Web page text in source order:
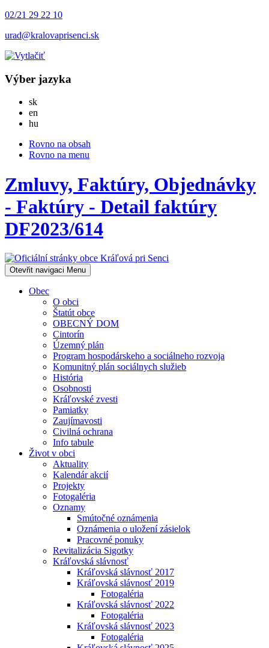
02/21 29 22 10
urad@kralovaprisenci.sk
Výber jazyka
skSlovensky
en
hu
Rovno na obsah
Rovno na menu
Zmluvy, Faktúry, Objednávky
- Faktúry - Detail faktúry
DF2023/614
Otevřit navigaci Menu
Obec
O obci
Štatút obce
OBECNÝ DOM
Cintorín
Územný plán
Program hospodárskeho a sociálneho rozvoja
Komunitný plán sociálnych služieb
História
Osobnosti
Kráľovské zvesti
Pamiatky
Zaujímavosti
Civilná ochrana
Info tabule
Život v obci
Aktuality
Kalendár akcií
Projekty
Fotogaléria
Oznamy
Smútočné oznámenia
Oznámenia o uložení zásielok
Pracovné ponuky
Revitalizácia Sigotky
Kráľovská slávnosť
Kráľovská slávnosť 2017
Kráľovská slávnosť 2019
Fotogaléria
Kráľovská slávnosť 2022
Fotogaléria
Kráľovská slávnosť 2023
Fotogaléria